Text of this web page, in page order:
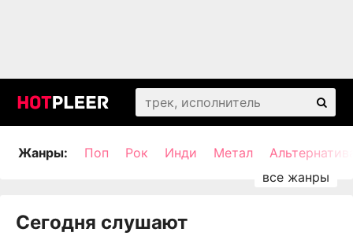
Жанры: Поп Рок Инди Метал
Сегодня слушают